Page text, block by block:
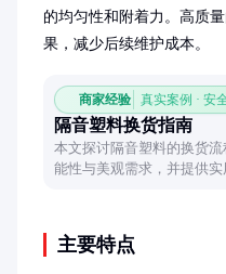
的均匀性和附着力。高质
果，减少后续维护成本。
商家经验 真实案例 · 安
隔音塑料换货指南
本文探讨隔音塑料的换货
能性与美观需求，并提供实
主要特点